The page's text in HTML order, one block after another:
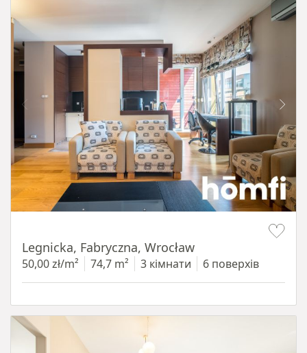
Legnicka, Fabryczna, Wrocław
50,00 zł/m² 74,7 m² 3 кімнати 6 поверхів